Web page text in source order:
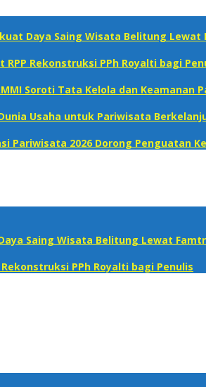
Daya Saing Wisata Belitung Lewat
Rekonstruksi PPh Royalti bagi
Soroti Tata Kelola dan Keamanan
Usaha untuk Pariwisata
Pariwisata 2026 Dorong Penguatan
Saing Wisata Belitung Lewat
PPh Royalti bagi Penulis